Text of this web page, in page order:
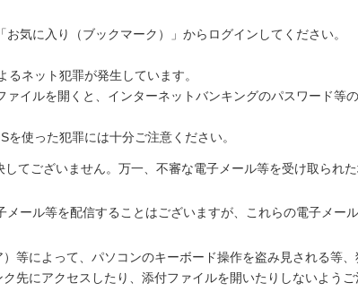
気に入り（ブックマーク）」からログインしてください。
ネット犯罪が発生しています。
イルを開くと、インターネットバンキングのパスワード等
使った犯罪には十分ご注意ください。
てございません。万一、不審な電子メール等を受け取られ
ール等を配信することはございますが、これらの電子メー
等によって、パソコンのキーボード操作を盗み見される等
にアクセスしたり、添付ファイルを開いたりしないようご